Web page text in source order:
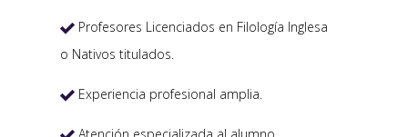
 Profesores Licenciados en Filología Inglesa
o Nativos titulados.
 Experiencia profesional amplia.